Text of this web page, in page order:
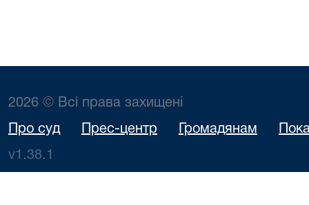
2026 © Всі права захищені
Про суд Прес-центр Громадянам
v1.38.1